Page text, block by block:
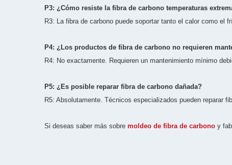
P3: ¿Cómo resiste la fibra de carbono temperaturas
R3: La fibra de carbono puede soportar tanto el calor como el
P4: ¿Los productos de fibra de carbono no requieren
R4: No exactamente. Requieren un mantenimiento mínimo
P5: ¿Es posible reparar fibra de carbono dañada?
R5: Absolutamente. Técnicos especializados pueden reparar
Si deseas saber más sobre moldeo de fibra de carbono y